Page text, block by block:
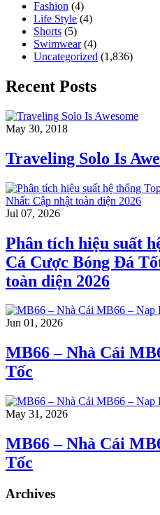
Fashion (4)
Life Style (4)
Shorts (5)
Swimwear(4)
Uncategorized (1,836)
Recent Posts
May 30, 2018
Traveling Solo Is
Jul 07, 2026
Phân tích hiệu suất
Cá Cược Bóng Đá
toàn diện 2026
Jun 01, 2026
MB66 – Nhà Cái
Tốc
May 31, 2026
MB66 – Nhà Cái
Tốc
Archives